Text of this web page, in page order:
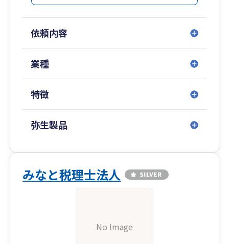
依頼内容
業種
特徴
弥生製品
みなと税理士法人
No Image